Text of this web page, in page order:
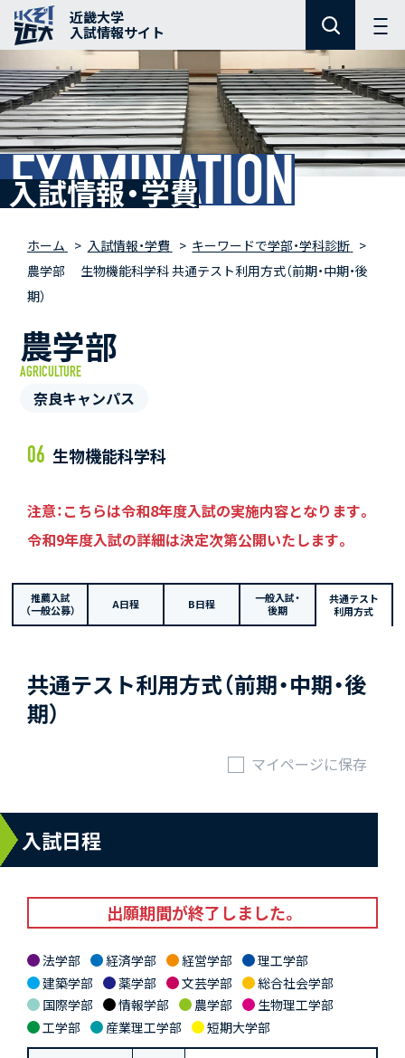
近畿大学
入試情報サイト
EXAMINATION
入試情報・学費
ホーム 入試情報・学費
キーワードで学部・学科診断
農学部 生物機能科学科 共通テスト利用方式（前期・中期・後
期）
農学部
AGRICULTURE
奈良キャンパス
生物機能科学科
注意：こちらは令和8年度入試の実施内容となります。
令和9年度入試の詳細は決定次第公開いたします。
推薦入試
（一般公募）
A日程 B日程
一般入試・
後期
共通テスト
利用方式
共通テスト利用方式（前期・中期・後
期）
マイページに保存
入試日程
出願期間が終了しました。
法学部 経済学部 経営学部
理工学部
建築学部
薬学部 文芸学部
総合社会学部
国際学部
情報学部 農学部
生物理工学部
工学部
産業理工学部 短期大学部